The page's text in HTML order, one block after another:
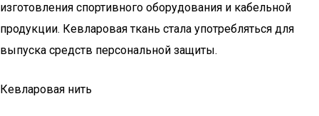
изготовления спортивного оборудования и кабельной
продукции. Кевларовая ткань стала употребляться для
выпуска средств персональной защиты.
Кевларовая нить